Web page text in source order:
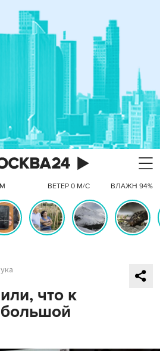
ВЕТЕР 0 М/С ВЛАЖН 94%
что к